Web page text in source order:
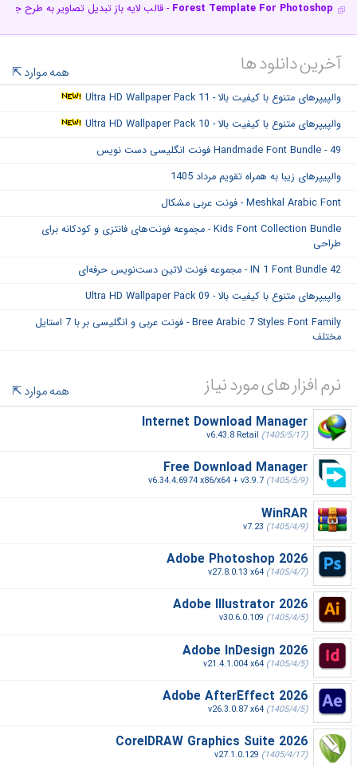
Forest Template For Photoshop - قالب لایه باز تبدیل تصاویر به طرح
آخرین دانلود ها همه موارد
والپیپرهای متنوع با کیفیت بالا - Ultra HD Wallpaper Pack 11
والپیپرهای متنوع با کیفیت بالا - Ultra HD Wallpaper Pack 10
Handmade Font Bundle - 49 فونت انگلیسی دست نویس
والپیپرهای زیبا به همراه تقویم مرداد 1405
Meshkal Arabic Font - فونت عربی مشکال
Kids Font Collection Bundle - مجموعه فونت‌های فانتزی و کودکانه برای
طراحی
42 IN 1 Font Bundle - مجموعه فونت لاتین دست‌نویس حرفه‌ای
والپیپرهای متنوع با کیفیت بالا - Ultra HD Wallpaper Pack 09
Bree Arabic 7 Styles Font Family - فونت عربی و انگلیسی بر با 7 استایل
مختلف
نرم افزار های مورد نیاز
همه موارد
Internet Download Manager
v6.43.8 Retail (1405/5/17)
Free Download Manager
v6.34.4.6974 x86/x64 + v3.9.7 (1405/5/9)
WinRAR
v7.23 (1405/4/9)
Adobe Photoshop 2026
v27.8.0.13 x64 (1405/4/7)
Adobe Illustrator 2026
v30.6.0.109 (1405/4/5)
Adobe InDesign 2026
v21.4.1.004 x64 (1405/4/5)
Adobe AfterEffect 2026
v26.3.0.87 x64 (1405/4/5)
CorelDRAW Graphics Suite 2026
v27.1.0.129 (1405/4/17)